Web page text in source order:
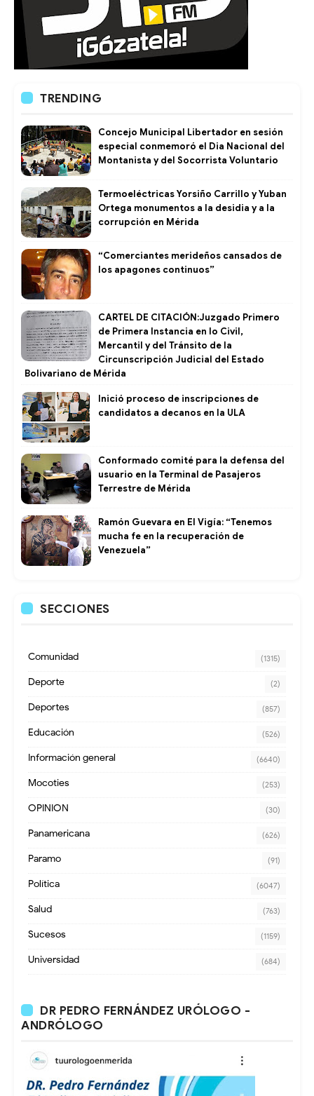
TRENDING
Concejo Municipal Libertador en sesión
especial conmemoró el Dia Nacional del
Montanista y del Socorrista Voluntario
Termoeléctricas Yorsiño Carrillo y Yuban
Ortega monumentos a la desidia y a la
corrupción en Mérida
“Comerciantes merideños cansados de
los apagones continuos”
CARTEL DE CITACIÓN:Juzgado Primero
de Primera Instancia en lo Civil,
Mercantil y del Tránsito de la
Circunscripción Judicial del Estado
Bolivariano de Mérida
Inició proceso de inscripciones de
candidatos a decanos en la ULA
Conformado comité para la defensa del
usuario en la Terminal de Pasajeros
Terrestre de Mérida
Ramón Guevara en El Vigía: “Tenemos
mucha fe en la recuperación de
Venezuela”
SECCIONES
Comunidad (1315)
Deporte (2)
Deportes (857)
Educación (526)
Información general (6640)
Mocoties (253)
OPINION (30)
Panamericana (626)
Paramo (91)
Política (6047)
Salud (763)
Sucesos (1159)
Universidad (684)
DR PEDRO FERNÁNDEZ URÓLOGO -
ANDRÓLOGO